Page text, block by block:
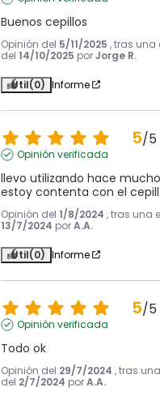
Buenos cepillos
Opinión del 5/11/2025 , tras una
del 14/10/2025 porJorge R.
Útil(0) Informe
5/5
Opinión verificada
llevo utilizando hace
estoy contenta con el
Opinión del 1/8/2024 , tras una
13/7/2024 porA.A.
Útil(0) Informe
5/5
Opinión verificada
Todo ok
Opinión del 29/7/2024 , tras
del 2/7/2024 porA.A.